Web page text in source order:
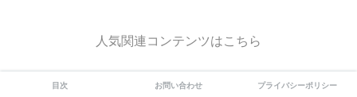
人気関連コンテンツはこちら
目次 お問い合わせ プライバシーポリシー